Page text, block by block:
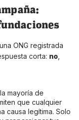
ONG registrada
corta: no
mayoría de
que cualquier
causa legítima. Solo